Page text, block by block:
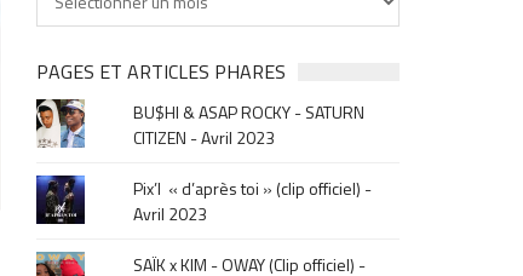
cherches
&
musique,
click
sur
le
mois
de
la
PAGES ET ARTICLES PHARES
BU$HI & ASAP ROCKY - SATURN
CITIZEN - Avril 2023
Pix’l « d’après toi » (clip officiel) -
Avril 2023
SAÏK x KIM - OWAY (Clip officiel) -